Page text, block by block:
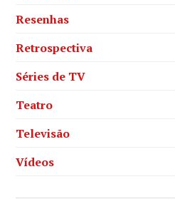
Resenhas
Retrospectiva
Séries de TV
Teatro
Televisão
Vídeos